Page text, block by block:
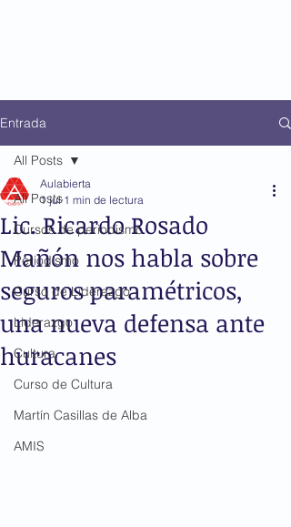
Entrada
All Posts
Cursos de periodismo
Periodismo
Curso de Liderazgo
Liderazgo
Cultura
Curso de Cultura
Martín Casillas de Alba
AMIS
All Posts
Lic. Ricardo Rosado
Mañón nos habla sobre
seguros paramétricos,
una nueva defensa ante
huracanes
Aulabierta
1 jul 1 min de lectura